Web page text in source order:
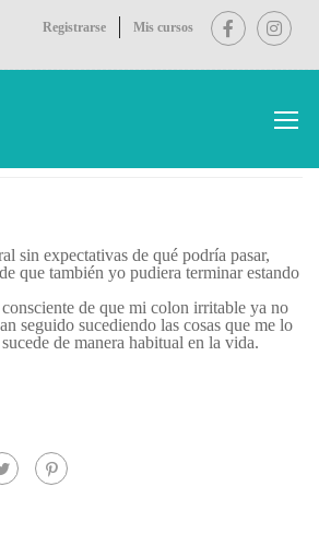
Registrarse Mis cursos
sin expectativas de qué podría pasar,
que también yo pudiera terminar estando
de que mi colon irritable ya no
seguido sucediendo las cosas que me lo
de manera habitual en la vida.